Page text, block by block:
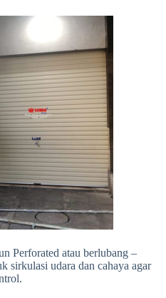
Perforated atau berlubang –
sirkulasi udara dan cahaya agar